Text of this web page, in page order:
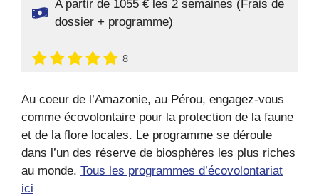
A partir de 1055 € les 2 semaines (Frais de
dossier + programme)
8
Au coeur de l’Amazonie, au Pérou, engagez-vous
comme écovolontaire pour la protection de la faune
et de la flore locales. Le programme se déroule
dans l’un des réserve de biosphères les plus riches
au monde. Tous les programmes d’écovolontariat
ici